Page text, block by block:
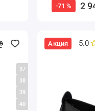
-71 % 2
37
38
39
40
Акция 5.0